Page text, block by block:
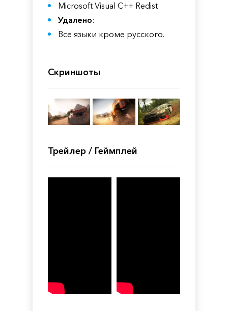
Microsoft Visual C++ Redist
Удалено:
Все языки кроме русского.
Скриншоты
Трейлер / Геймплей